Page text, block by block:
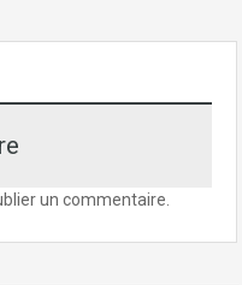
un commentaire.